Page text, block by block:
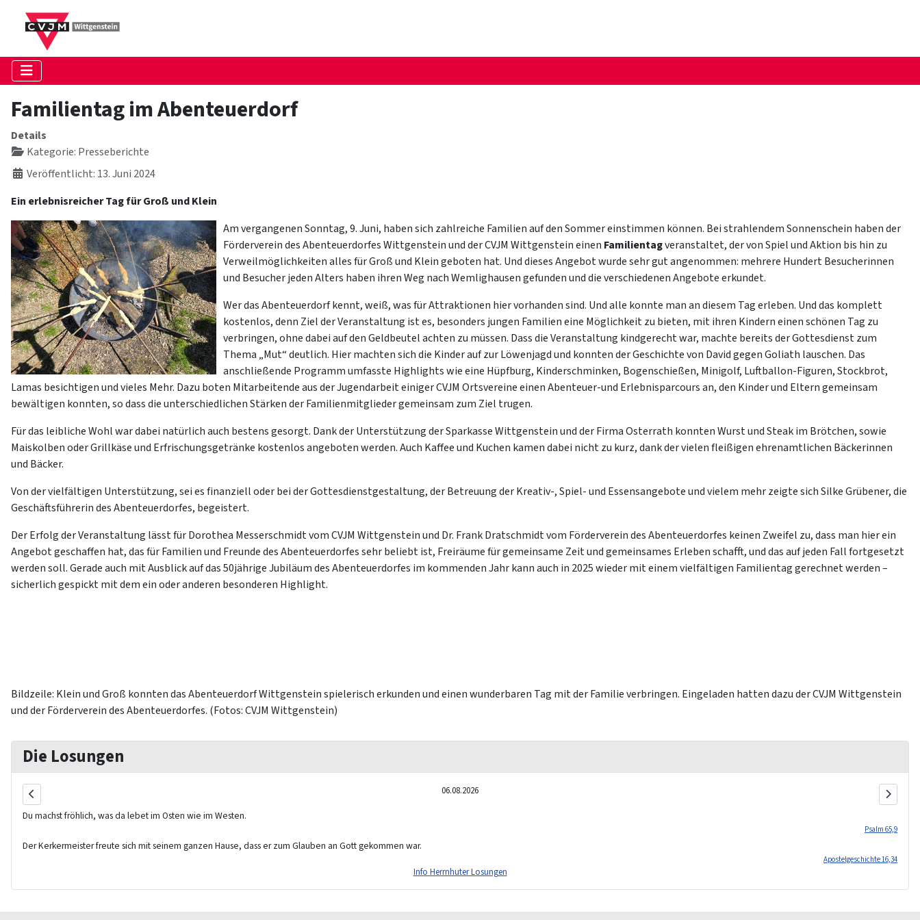
Familientag im Abenteuerdorf
Details
Kategorie: Presseberichte
Veröffentlicht: 13. Juni 2024
Ein erlebnisreicher Tag für Groß und Klein
Am vergangenen Sonntag, 9. Juni, haben sich zahlreiche Familien auf den Sommer einstimmen können. Bei strahlendem Sonnenschein haben der
Förderverein des Abenteuerdorfes Wittgenstein und der CVJM Wittgenstein einen Familientagveranstaltet, der von Spiel und Aktion bis hin zu
Verweilmöglichkeiten alles für Groß und Klein geboten hat. Und dieses Angebot wurde sehr gut angenommen: mehrere Hundert Besucherinnen
und Besucher jeden Alters haben ihren Weg nach Wemlighausen gefunden und die verschiedenen Angebote erkundet.
Wer das Abenteuerdorf kennt, weiß, was für Attraktionen hier vorhanden sind. Und alle konnte man an diesem Tag erleben. Und das komplett
kostenlos, denn Ziel der Veranstaltung ist es, besonders jungen Familien eine Möglichkeit zu bieten, mit ihren Kindern einen schönen Tag zu
verbringen, ohne dabei auf den Geldbeutel achten zu müssen. Dass die Veranstaltung kindgerecht war, machte bereits der Gottesdienst zum
Thema „Mut“ deutlich. Hier machten sich die Kinder auf zur Löwenjagd und konnten der Geschichte von Davidgegen Goliath lauschen. Das
anschließende Programm umfasste Highlights wie eine Hüpfburg, Kinderschminken, Bogenschießen, Minigolf, Luftballon-Figuren, Stockbrot,
Lamas besichtigen und vieles Mehr. Dazu boten Mitarbeitende aus der Jugendarbeit einiger CVJM Ortsvereine einen Abenteuer-und Erlebnisparcours an, den Kinder und Eltern gemeinsam
bewältigen konnten, so dass die unterschiedlichen Stärken der Familienmitglieder gemeinsam zum Ziel trugen.
Für das leibliche Wohl war dabei natürlich auch bestens gesorgt. Dank der Unterstützung der Sparkasse Wittgenstein und der Firma Osterrath konnten Wurst und Steak im Brötchen, sowie
Maiskolben oder Grillkäse und Erfrischungsgetränke kostenlos angeboten werden. Auch Kaffee und Kuchen kamen dabei nicht zu kurz, dank der vielen fleißigen ehrenamtlichen Bäckerinnen
und Bäcker.
Von der vielfältigen Unterstützung, sei es finanziell oder bei der Gottesdienstgestaltung, der Betreuung der Kreativ-, Spiel- und Essensangebote und vielem mehr zeigte sich Silke Grübener, die
Geschäftsführerin des Abenteuerdorfes, begeistert.
Der Erfolg der Veranstaltung lässt für Dorothea Messerschmidt vom CVJM Wittgenstein und Dr. Frank Dratschmidt vom Förderverein des Abenteuerdorfes keinen Zweifel zu, dass man hier ein
Angebot geschaffen hat, das für Familien und Freunde des Abenteuerdorfes sehr beliebt ist, Freiräume für gemeinsame Zeit und gemeinsames Erleben schafft, und das auf jeden Fall fortgesetzt
werden soll. Gerade auch mit Ausblick auf das 50jährige Jubiläum des Abenteuerdorfes im kommenden Jahr kann auch in 2025 wieder mit einem vielfältigen Familientag gerechnet werden –
sicherlich gespickt mit dem ein oder anderen besonderen Highlight.
Bildzeile: Klein und Groß konnten das Abenteuerdorf Wittgenstein spielerisch erkunden und einen wunderbaren Tag mit der Familie verbringen. Eingeladen hatten dazu der CVJM Wittgenstein
und der Förderverein des Abenteuerdorfes. (Fotos: CVJM Wittgenstein)
Die Losungen
06.08.2026
Du machst fröhlich, was da lebet im Osten wie im Westen.
Psalm 65,9
Der Kerkermeister freute sich mit seinem ganzen Hause, dass er zum Glauben an Gott gekommen war.
Apostelgeschichte 16,34
Info Herrnhuter Losungen